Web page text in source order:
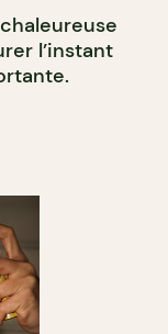
l’instant